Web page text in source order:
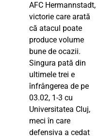
AFC Hermannstadt,
victorie care arată
că atacul poate
produce volume
bune de ocazii.
Singura pată din
ultimele trei e
înfrângerea de pe
03.02, 1-3 cu
Universitatea Cluj,
meci în care
defensiva a cedat